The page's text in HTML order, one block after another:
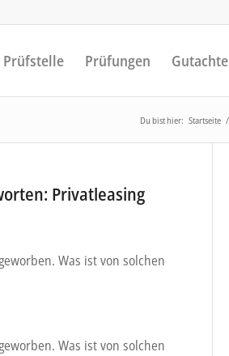
Prüfstelle Prüfungen
Du bist hier: Startseite /
Privatleasing
Was ist von solchen
Was ist von solchen